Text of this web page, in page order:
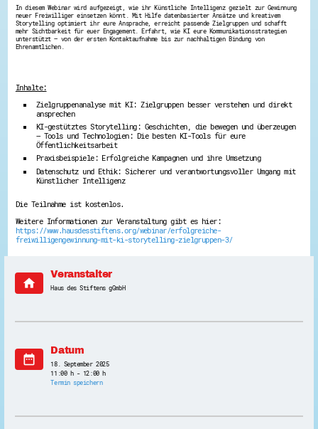
Freiwilligenmanagement
Hessen engagiert - Digitale Themenabende
Kompetenznachweis Hessen
Di@-Lotsen in Hessen
Flüchtlingshilfe + Integration
Generationsübergreifend aktiv
Patenschaftsprojekte
Qualifizierung & Fortbildung
Stiftungen
Versicherungsschutz
Zahlen, Daten, Fakten aus Hessen
Kontakt
Erklärung zur Barrierefreiheit
In diesem Webinar wird aufgezeigt, wie ihr Künstliche Intelligenz gezielt zur Gewinnung
neuer Freiwilliger einsetzen könnt. Mit Hilfe datenbasierter Ansätze und kreativem
Storytelling optimiert ihr eure Ansprache, erreicht passende Zielgruppen und schafft
mehr Sichtbarkeit für euer Engagement. Erfahrt, wie KI eure Kommunikationsstrategien
unterstützt – von der ersten Kontaktaufnahme bis zur nachhaltigen Bindung von
Ehrenamtlichen.
Inhalte:
Zielgruppenanalyse mit KI: Zielgruppen besser verstehen und direkt
ansprechen
KI-gestütztes Storytelling: Geschichten, die bewegen und überzeugen
– Tools und Technologien: Die besten KI-Tools für eure
Öffentlichkeitsarbeit
Praxisbeispiele: Erfolgreiche Kampagnen und ihre Umsetzung
Datenschutz und Ethik: Sicherer und verantwortungsvoller Umgang mit
Künstlicher Intelligenz
Die Teilnahme ist kostenlos.
Weitere Informationen zur Veranstaltung gibt es hier:
https://www.hausdesstiftens.org/webinar/erfolgreiche-
freiwilligengewinnung-mit-ki-storytelling-zielgruppen-3/
home
Veranstalter
Haus des Stiftens gGmbH
date_range
Datum
18. September 2025
11:00 h - 12:00 h
Termin speichern